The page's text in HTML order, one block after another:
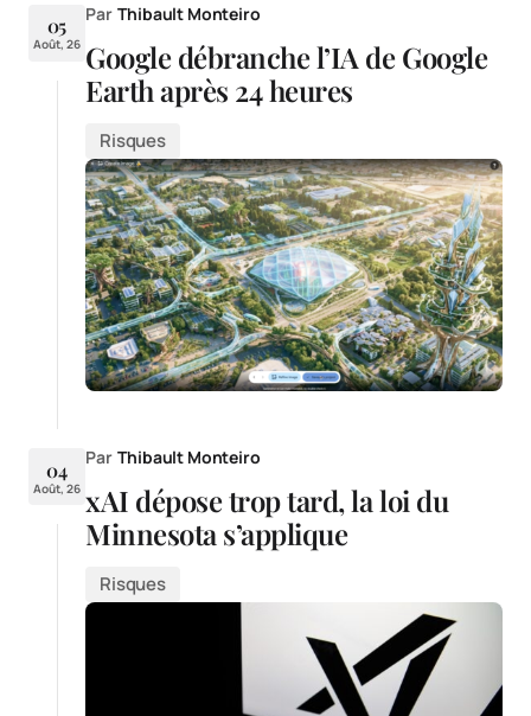
05
Août, 26
Par Thibault Monteiro
Google débranche l’IA de Google
Earth après 24 heures
Risques
04
Août, 26
Par Thibault Monteiro
xAI dépose trop tard, la loi du
Minnesota s’applique
Risques